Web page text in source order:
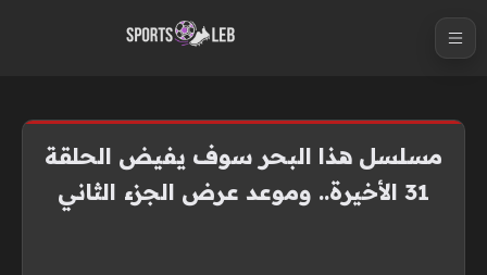
مسلسل هذا البحر سوف يفيض الحلقة
31 الأخيرة.. وموعد عرض الجزء الثاني